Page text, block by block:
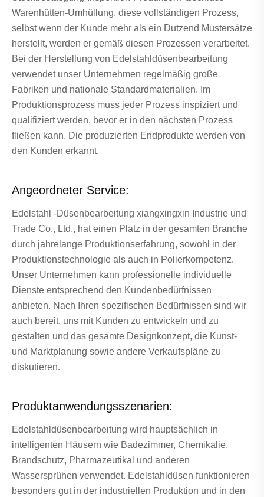
Warenhütten-Umhüllung, diese vollständigen Prozess,
selbst wenn der Kunde mehr als ein Dutzend Mustersätze
herstellt, werden er gemäß diesen Prozessen verarbeitet.
Bei der Herstellung von Edelstahldüsenbearbeitung
verwendet unser Unternehmen regelmäßig große
Fabriken und nationale Standardmaterialien. Im
Produktionsprozess muss jeder Prozess inspiziert und
qualifiziert werden, bevor er in den nächsten Prozess
fließen kann. Die produzierten Endprodukte werden von
den Kunden erkannt.
Angeordneter Service:
Edelstahl -Düsenbearbeitung xiangxingxin Industrie und
Trade Co., Ltd., hat einen Platz in der gesamten Branche
durch jahrelange Produktionserfahrung, sowohl in der
Produktionstechnologie als auch in Polierkompetenz.
Unser Unternehmen kann professionelle individuelle
Dienste entsprechend den Kundenbedürfnissen
anbieten. Nach Ihren spezifischen Bedürfnissen sind wir
auch bereit, uns mit Kunden zu entwickeln und zu
gestalten und das gesamte Designkonzept, die Kunst-
und Marktplanung sowie andere Verkaufspläne zu
diskutieren.
Produktanwendungsszenarien:
Edelstahldüsenbearbeitung wird hauptsächlich in
intelligenten Häusern wie Badezimmer, Chemikalie,
Brandschutz, Pharmazeutikal und anderen
Wassersprühen verwendet. Edelstahldüsen funktionieren
besonders gut in der industriellen Produktion und in den